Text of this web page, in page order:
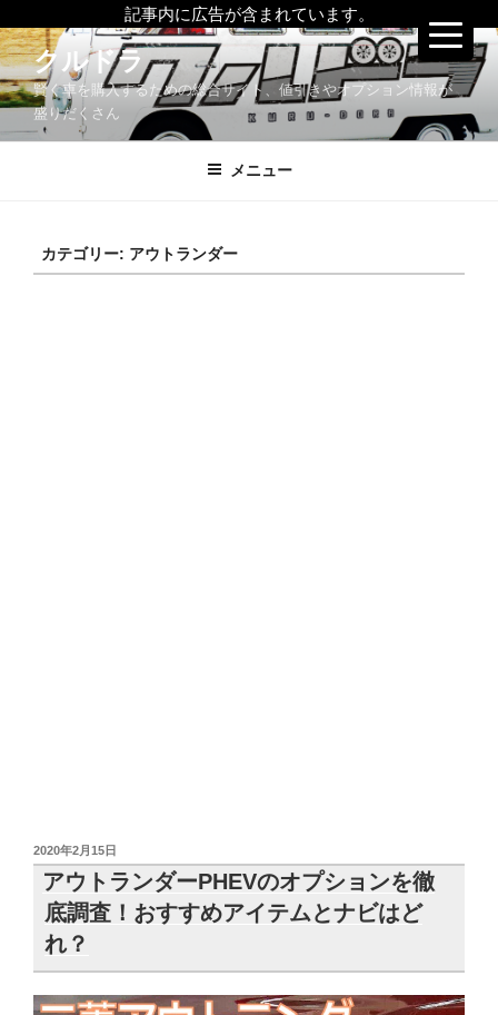
記事内に広告が含まれています。
コ
ン
テ
ツ
クルドラ
賢く車を購入するための総合サイト、値引きやオプション情報が
盛りだくさん
メニュー
カテゴリー: アウトランダー
投
稿
日:
2020年2月15日
アウトランダーPHEVのオプションを徹
底調査！おすすめアイテムとナビはど
れ？